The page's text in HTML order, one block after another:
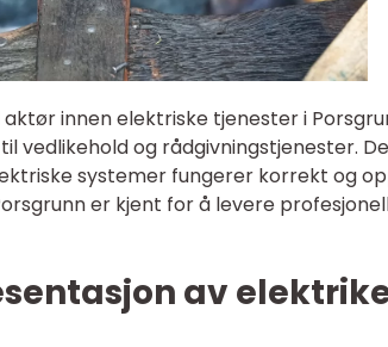
innen elektriske tjenester i
vedlikehold og rådgivningstjenester.
systemer fungerer korrekt og
er kjent for å levere
av